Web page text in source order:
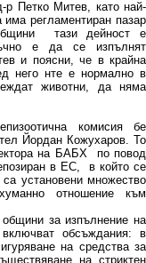
Петко Митев, като най-
регламентиран пазар
тази дейност е
е да се изпълнят
и поясни, че в крайна
него нте е нормално в
животни, да няма
комисия бе
Йордан Кожухаров. То
на БАБХ по повод
в ЕС, в който се
установени множество
отношение към
за изпълнение на
обсъждания: в
на средства за
на стриктен